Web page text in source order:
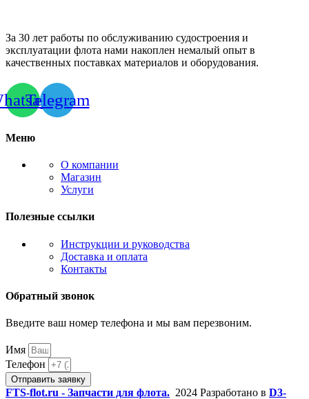
За 30 лет работы по обслуживанию судостроения и
эксплуатации флота нами накоплен немалый опыт в
качественных поставках материалов и оборудования.
Telegram
Меню
О компании
Магазин
Услуги
Полезные ссылки
Инструкции и руководства
Доставка и оплата
Контакты
Обратный звонок
Введите ваш номер телефона и мы вам перезвоним.
Имя
Телефон
Отправить заявку
FTS-flot.ru - Запчасти для флота. 2024 Разработано в D3-